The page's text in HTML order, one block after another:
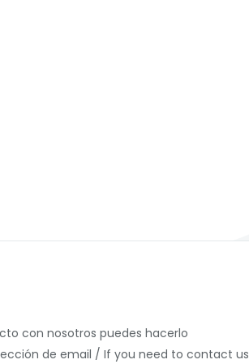
con nosotros puedes hacerlo
de email / If you need to contact us